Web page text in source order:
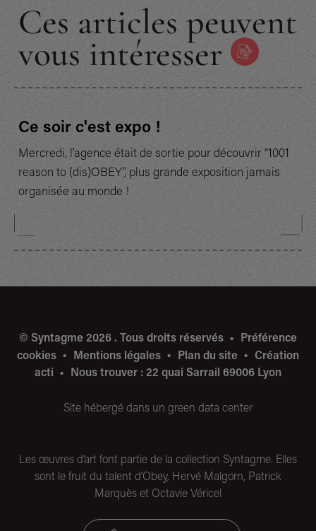
Ces articles peuvent
vous intéresser
Ce soir c'est expo !
Mercredi, l’agence était de sortie pour découvrir “1001
reason to (dis)OBEY”, plus grande exposition jamais
organisée au monde !
© Syntagme 2026 . Tous droits réservés
Préférence
cookies
Mentions légales Plan du site
Création
acti
Nous trouver : 22 quai Sarrail 69006 Lyon
Site hébergé dans un green data center
Les œuvres d’art font partie de la collection Syntagme. Elles
sont le fruit du talent d’Obey, Hervé Malgorn, Patrick
Marquès et Octavie Véricel